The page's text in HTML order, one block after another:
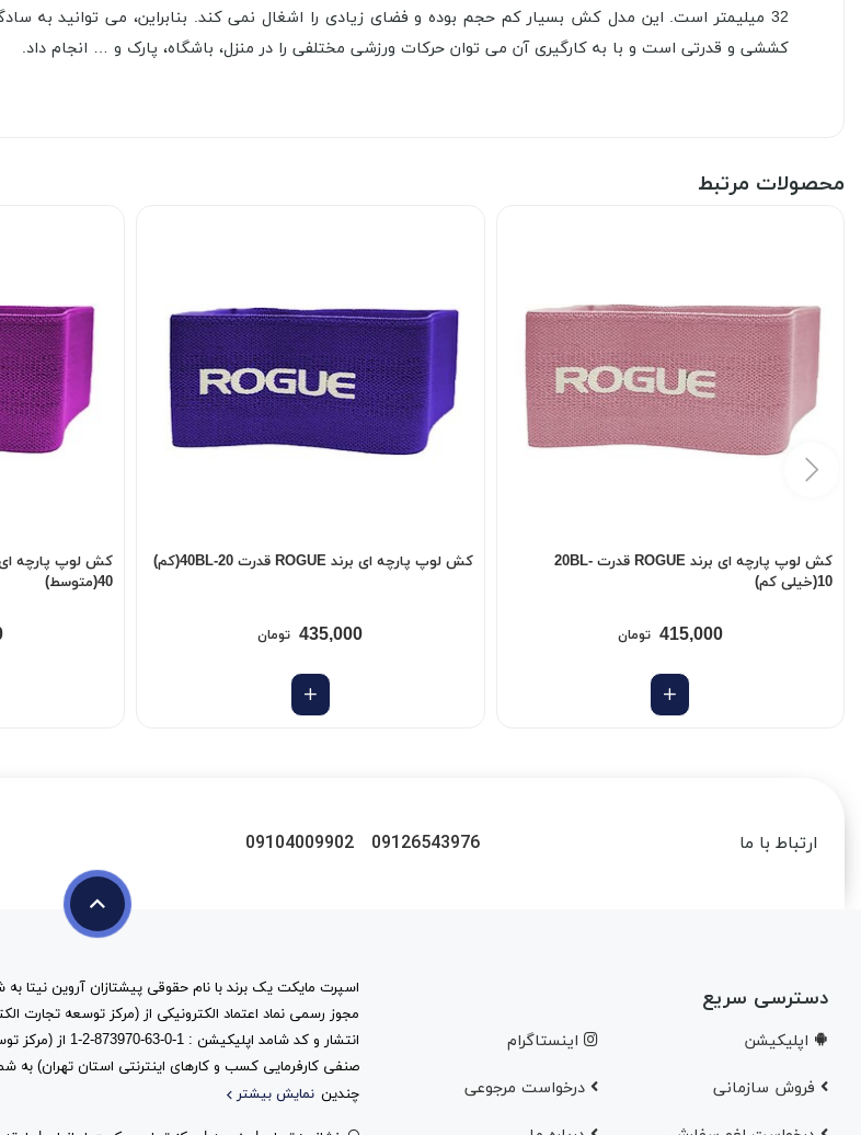
32 میلیمتر است. این مدل کش بسیار کم حجم بوده و فضای زیادی را اشغال نمی کند. بنابراین، می توانید به
کششی و قدرتی است و با به کارگیری آن می توان حرکات ورزشی مختلفی را در منزل، باشگاه، پارک و … انجام داد.
محصولات مرتبط
کش لوپ پارچه ای برند ROGUE قدرت 20BL-
10(خیلی کم)
415,000 تومان
کش لوپ پارچه ای برند ROGUE قدرت 40BL-20(کم)
435,000 تومان
40(متوسط)
ارتباط با ما 09126543976
09104009902
دسترسی سریع
اپلیکیشن اینستاگرام
فروش سازمانی درخواست مرجوعی
مجوز رسمی نماد اعتماد الکترونیکی از (مرکز توسعه تجارت
انتشار و کد شامد
چندین نمایش بیشتر